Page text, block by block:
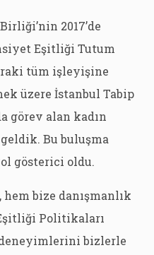
2017’de
Eşitliği Tutum
tüm işleyişine
üzere İstanbul Tabip
görev alan kadın
Bu buluşma
gösterici oldu.
bize danışmanlık
Politikaları
deneyimlerini bizlerle